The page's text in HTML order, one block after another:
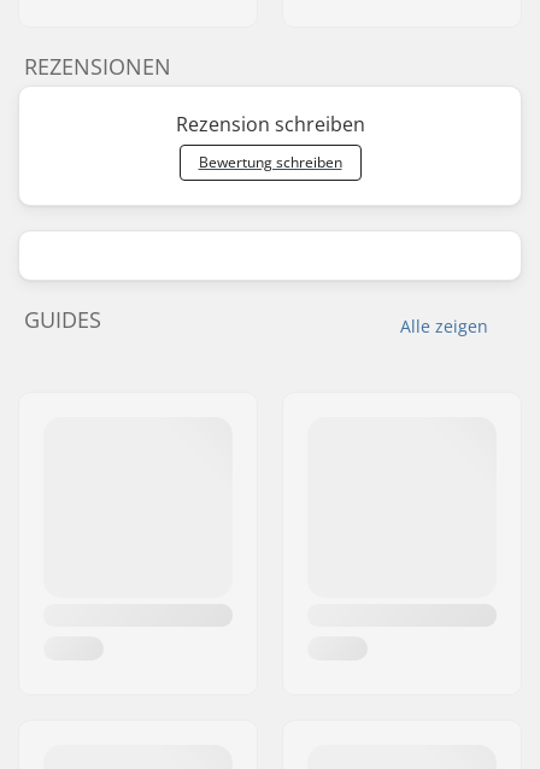
REZENSIONEN
Rezension schreiben
Bewertung schreiben
Alle zeigen
GUIDES